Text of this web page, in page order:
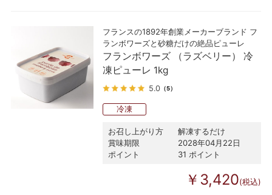
フランスの1892年創業メーカーブランド フ
ランボワーズと砂糖だけの絶品ピューレ
フランボワーズ （ラズベリー） 冷
凍ピューレ 1kg
5.0 （5）
冷凍
お召し上がり方
解凍するだけ
賞味期限
2028年04月22日
ポイント
31 ポイント
￥3,420(税込)